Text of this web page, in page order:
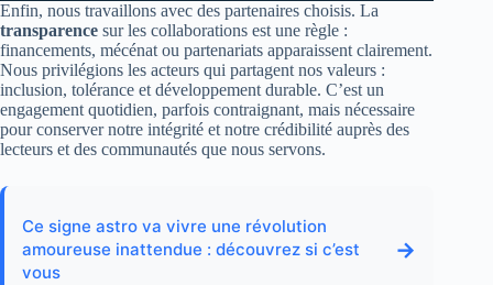
Enfin, nous travaillons avec des partenaires choisis. La
transparence sur les collaborations est une règle :
financements, mécénat ou partenariats apparaissent clairement.
Nous privilégions les acteurs qui partagent nos valeurs :
inclusion, tolérance et développement durable. C’est un
engagement quotidien, parfois contraignant, mais nécessaire
pour conserver notre intégrité et notre crédibilité auprès des
lecteurs et des communautés que nous servons.
Ce signe astro va vivre une révolution
amoureuse inattendue : découvrez si c’est
vous
→